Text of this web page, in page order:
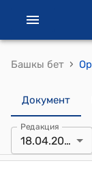
Башкы бет ›
Документ
Редакция
18.04.2024